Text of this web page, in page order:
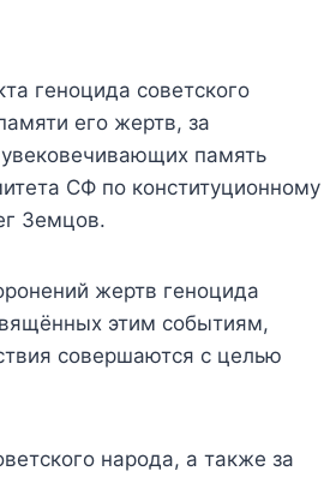
геноцида советского
его жертв, за
память
СФ по конституционному
Земцов.
жертв геноцида
этим событиям,
совершаются с целью
народа, а также за